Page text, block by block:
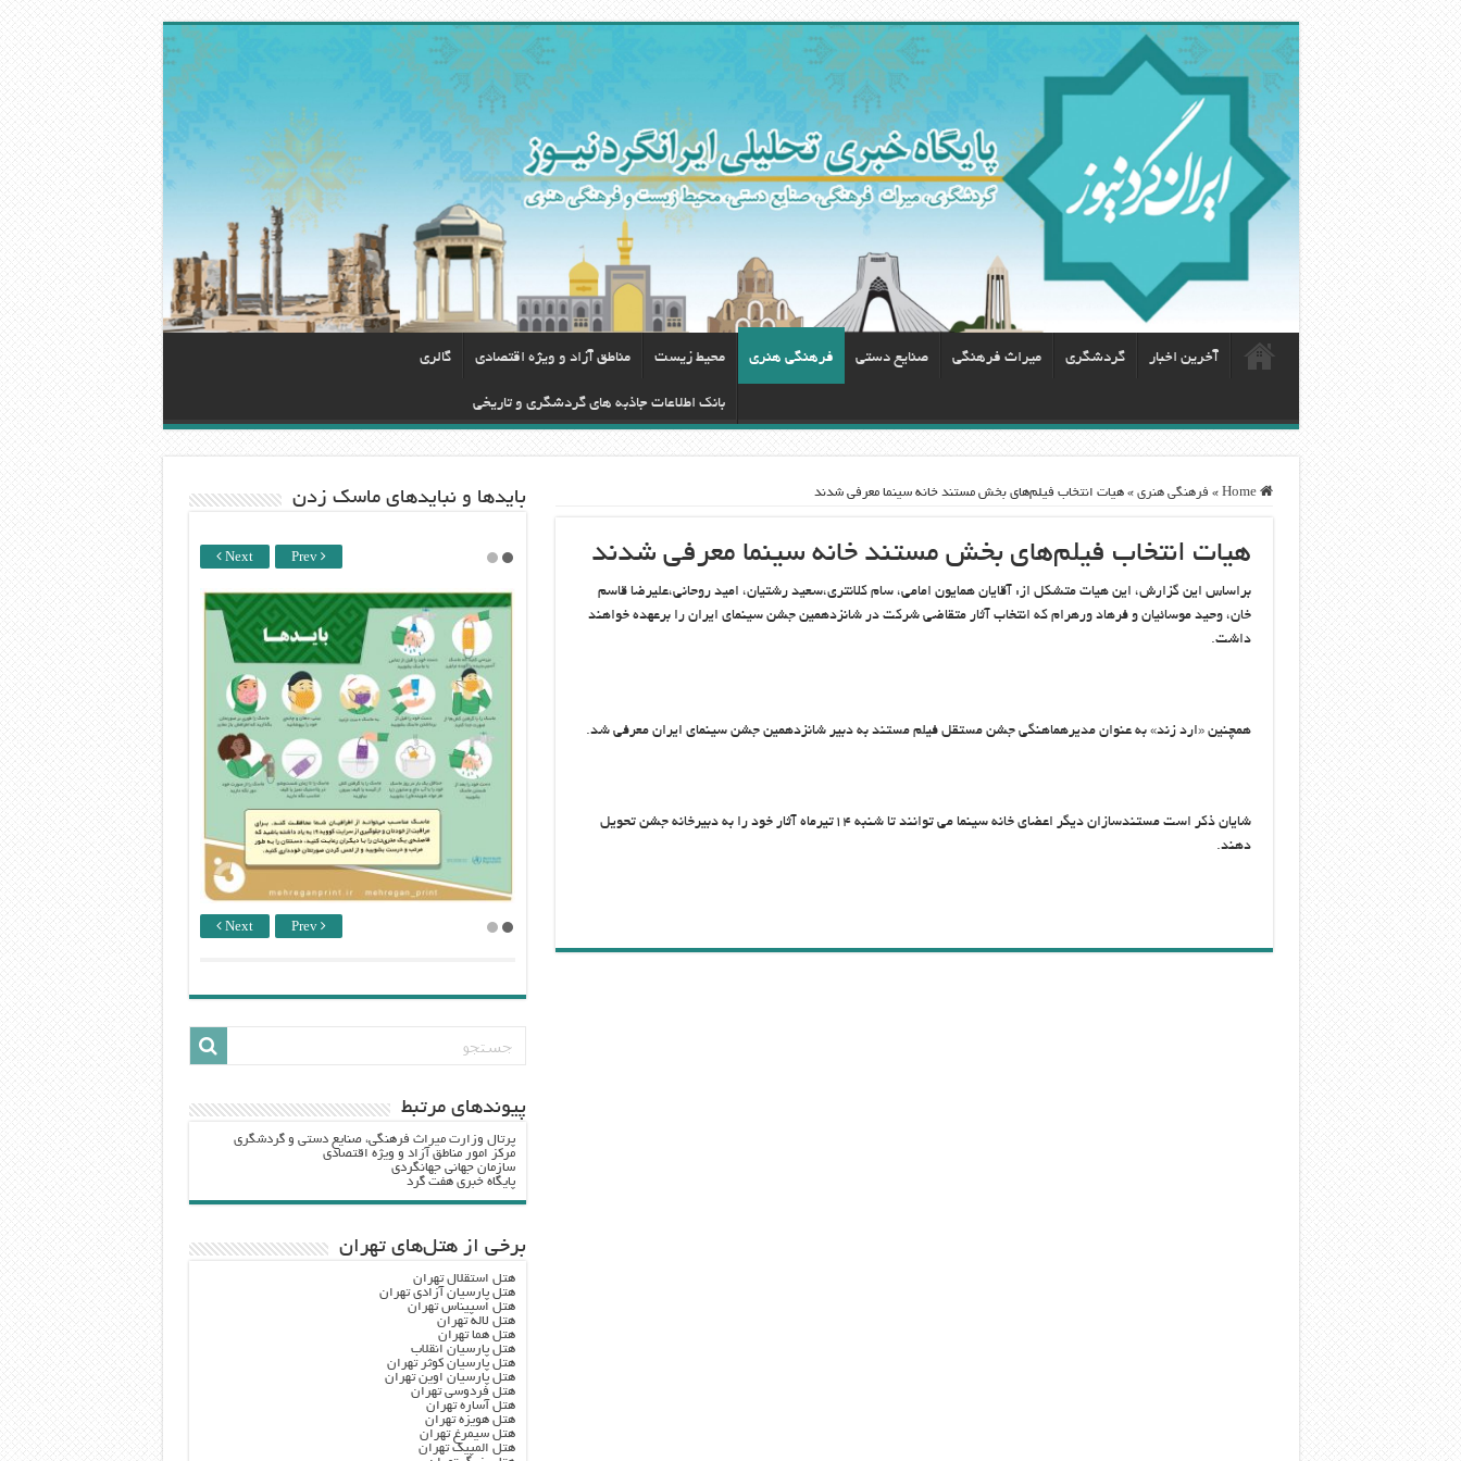
آخرین اخبار گردشگری ميراث فرهنگی صنایع دستی فرهنگی هنری محيط زيست مناطق آزاد و ویژه اقتصادی گالری
بانک اطلاعات جاذبه های گردشگری و تاریخی
Home
» فرهنگی هنری » هیات انتخاب فیلم‌های بخش مستند خانه سینما معرفی شدند
هیات انتخاب فیلم‌های بخش مستند خانه سینما معرفی شدند
براساس این گزارش، این هیات متشکل از: آقایان همایون امامی، سام کلانتری،‌سعید رشتیان، امید روحانی،‌علیرضا قاسم
خان،‌ وحید موسائیان و فرهاد ورهرام که انتخاب آثار متقاضی شرکت در شانزدهمین جشن سینمای ایران را برعهده خواهند
داشت.
همچنین «ارد زند» به عنوان مدیرهماهنگی جشن مستقل فیلم مستند به دبیر شانزدهمین جشن سینمای ایران معرفی شد.
شایان ذکر است مستندسازان دیگر اعضای خانه سینما می توانند تا شنبه ۱۴تیرماه آثار خود را به دبیرخانه جشن تحویل
دهند.
باید‌ها و نبایدهای ماسک زدن
Next Prev
Next Prev
پيوندهاي مرتبط
پرتال وزارت ميراث فرهنگي، صنایع دستی و گردشگري
مرکز امور مناطق آزاد و ویژه اقتصادی
سازمان جهانی جهانگردی
پایگاه خبری هفت گرد
برخی از هتل‌های تهران
هتل استقلال تهران
هتل پارسیان آزادی تهران
هتل اسپیناس تهران
هتل لاله تهران
هتل هما تهران
هتل پارسیان انقلاب
هتل پارسیان کوثر تهران
هتل پارسیان اوین تهران
هتل فردوسی تهران
هتل آساره تهران
هتل هویزه تهران
هتل سیمرغ تهران
هتل المپیک تهران